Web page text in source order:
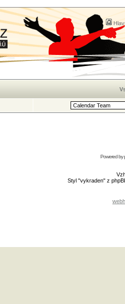
Powered by
Styl "vykraden" z